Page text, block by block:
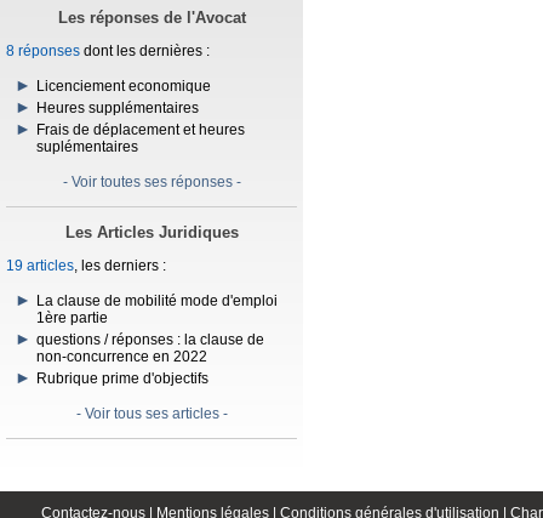
Les réponses de l'Avocat
8 réponses dont les dernières :
Licenciement economique
Heures supplémentaires
Frais de déplacement et heures
suplémentaires
- Voir toutes ses réponses -
Les Articles Juridiques
19 articles, les derniers :
La clause de mobilité mode d'emploi
1ère partie
questions / réponses : la clause de
non-concurrence en 2022
Rubrique prime d'objectifs
- Voir tous ses articles -
Contactez-nous | Mentions légales | Conditions générales d'utilisation |